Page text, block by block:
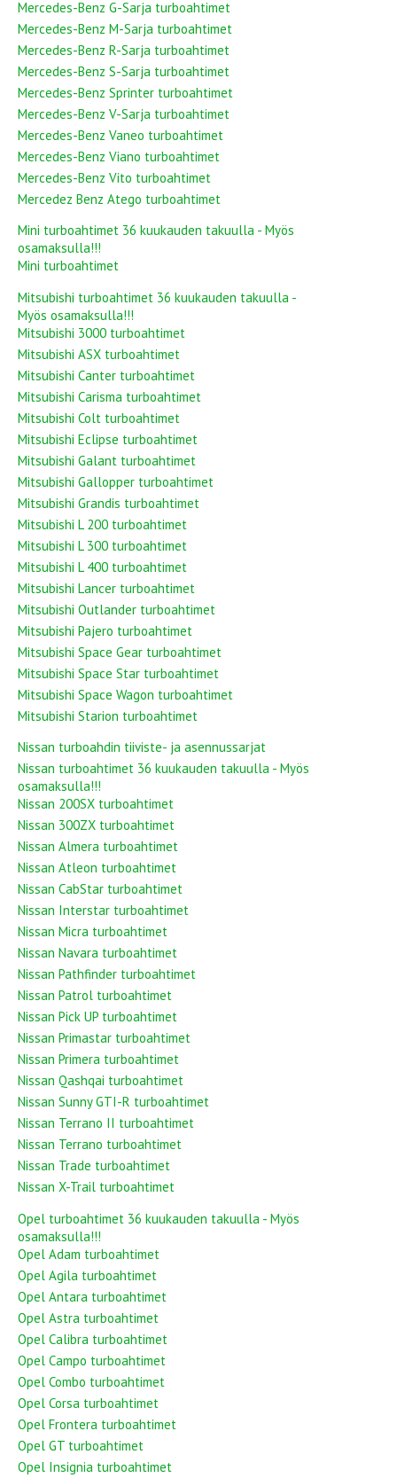
Mercedes-Benz G-Sarja turboahtimet
Mercedes-Benz M-Sarja turboahtimet
Mercedes-Benz R-Sarja turboahtimet
Mercedes-Benz S-Sarja turboahtimet
Mercedes-Benz Sprinter turboahtimet
Mercedes-Benz V-Sarja turboahtimet
Mercedes-Benz Vaneo turboahtimet
Mercedes-Benz Viano turboahtimet
Mercedes-Benz Vito turboahtimet
Mercedez Benz Atego turboahtimet
Mini turboahtimet 36 kuukauden takuulla - Myös
osamaksulla!!!
Mini turboahtimet
Mitsubishi turboahtimet 36 kuukauden takuulla -
Myös osamaksulla!!!
Mitsubishi 3000 turboahtimet
Mitsubishi ASX turboahtimet
Mitsubishi Canter turboahtimet
Mitsubishi Carisma turboahtimet
Mitsubishi Colt turboahtimet
Mitsubishi Eclipse turboahtimet
Mitsubishi Galant turboahtimet
Mitsubishi Gallopper turboahtimet
Mitsubishi Grandis turboahtimet
Mitsubishi L 200 turboahtimet
Mitsubishi L 300 turboahtimet
Mitsubishi L 400 turboahtimet
Mitsubishi Lancer turboahtimet
Mitsubishi Outlander turboahtimet
Mitsubishi Pajero turboahtimet
Mitsubishi Space Gear turboahtimet
Mitsubishi Space Star turboahtimet
Mitsubishi Space Wagon turboahtimet
Mitsubishi Starion turboahtimet
Nissan turboahdin tiiviste- ja asennussarjat
Nissan turboahtimet 36 kuukauden takuulla - Myös
osamaksulla!!!
Nissan 200SX turboahtimet
Nissan 300ZX turboahtimet
Nissan Almera turboahtimet
Nissan Atleon turboahtimet
Nissan CabStar turboahtimet
Nissan Interstar turboahtimet
Nissan Micra turboahtimet
Nissan Navara turboahtimet
Nissan Pathfinder turboahtimet
Nissan Patrol turboahtimet
Nissan Pick UP turboahtimet
Nissan Primastar turboahtimet
Nissan Primera turboahtimet
Nissan Qashqai turboahtimet
Nissan Sunny GTI-R turboahtimet
Nissan Terrano II turboahtimet
Nissan Terrano turboahtimet
Nissan Trade turboahtimet
Nissan X-Trail turboahtimet
Opel turboahtimet 36 kuukauden takuulla - Myös
osamaksulla!!!
Opel Adam turboahtimet
Opel Agila turboahtimet
Opel Antara turboahtimet
Opel Astra turboahtimet
Opel Calibra turboahtimet
Opel Campo turboahtimet
Opel Combo turboahtimet
Opel Corsa turboahtimet
Opel Frontera turboahtimet
Opel GT turboahtimet
Opel Insignia turboahtimet